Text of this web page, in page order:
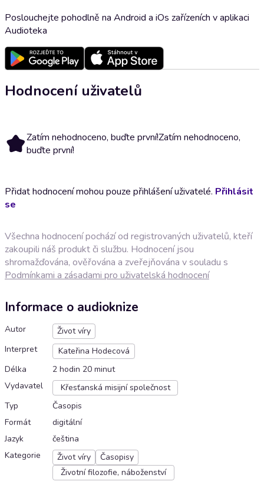
Poslouchejte pohodlně na Android a iOs zařízeních v aplikaci
Audioteka
Hodnocení uživatelů
Zatím nehodnoceno, buďte první!Zatím nehodnoceno,
buďte první!
Přidat hodnocení mohou pouze přihlášení uživatelé. Přihlásit
se
Všechna hodnocení pochází od registrovaných uživatelů, kteří
zakoupili náš produkt či službu. Hodnocení jsou
shromažďována, ověřována a zveřejňována v souladu s
Podmínkami a zásadami pro uživatelská hodnocení
Informace o audioknize
Autor
Život víry
Interpret
Kateřina Hodecová
Délka
2 hodin 20 minut
Vydavatel
Křesťanská misijní společnost
Typ
Časopis
Formát
digitální
Jazyk
čeština
Kategorie
Život víry
Časopisy
Životní filozofie, náboženství